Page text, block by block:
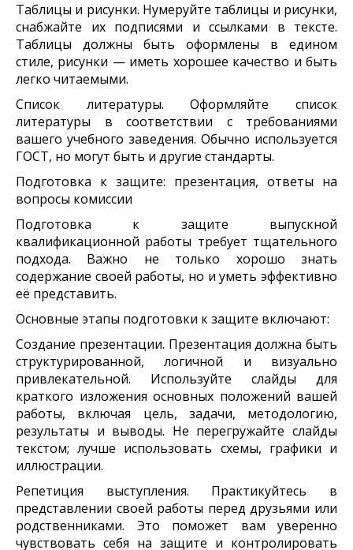
Таблицы и рисунки. Нумеруйте таблицы и рисунки,
снабжайте их подписями и ссылками в тексте.
Таблицы должны быть оформлены в едином
стиле, рисунки — иметь хорошее качество и быть
легко читаемыми.
Список литературы. Оформляйте список
литературы в соответствии с требованиями
вашего учебного заведения. Обычно используется
ГОСТ, но могут быть и другие стандарты.
Подготовка к защите: презентация, ответы на
вопросы комиссии
Подготовка к защите выпускной
квалификационной работы требует тщательного
подхода. Важно не только хорошо знать
содержание своей работы, но и уметь эффективно
её представить.
Основные этапы подготовки к защите включают:
Создание презентации. Презентация должна быть
структурированной, логичной и визуально
привлекательной. Используйте слайды для
краткого изложения основных положений вашей
работы, включая цель, задачи, методологию,
результаты и выводы. Не перегружайте слайды
текстом; лучше использовать схемы, графики и
иллюстрации.
Репетиция выступления. Практикуйтесь в
представлении своей работы перед друзьями или
родственниками. Это поможет вам уверенно
чувствовать себя на защите и контролировать